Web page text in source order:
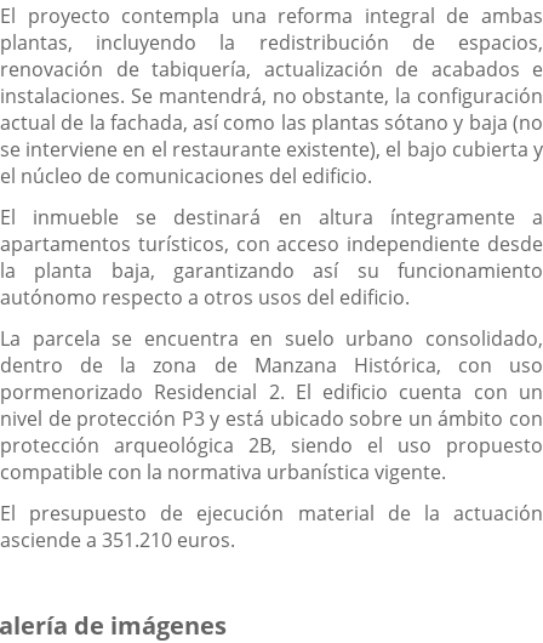
El proyecto contempla una reforma integral de ambas
plantas, incluyendo la redistribución de espacios,
renovación de tabiquería, actualización de acabados e
instalaciones. Se mantendrá, no obstante, la configuración
actual de la fachada, así como las plantas sótano y baja (no
se interviene en el restaurante existente), el bajo cubierta y
el núcleo de comunicaciones del edificio.
El inmueble se destinará en altura íntegramente a
apartamentos turísticos, con acceso independiente desde
la planta baja, garantizando así su funcionamiento
autónomo respecto a otros usos del edificio.
La parcela se encuentra en suelo urbano consolidado,
dentro de la zona de Manzana Histórica, con uso
pormenorizado Residencial 2. El edificio cuenta con un
nivel de protección P3 y está ubicado sobre un ámbito con
protección arqueológica 2B, siendo el uso propuesto
compatible con la normativa urbanística vigente.
El presupuesto de ejecución material de la actuación
asciende a 351.210 euros.
de imágenes